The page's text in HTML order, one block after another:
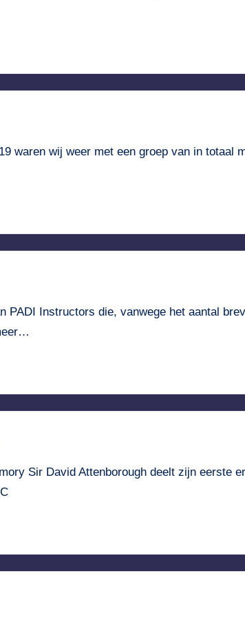
waren wij weer met een groep van in totaal
Instructors die, vanwege het aantal
Sir David Attenborough deelt zijn eerste